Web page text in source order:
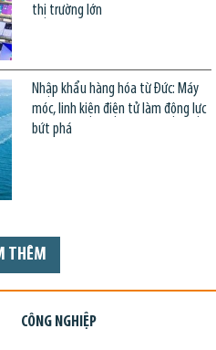
thị trường lớn
Nhập khẩu hàng hóa từ Đức: Máy
móc, linh kiện điện tử làm động lực
bứt phá
THÊM
CÔNG NGHIỆP